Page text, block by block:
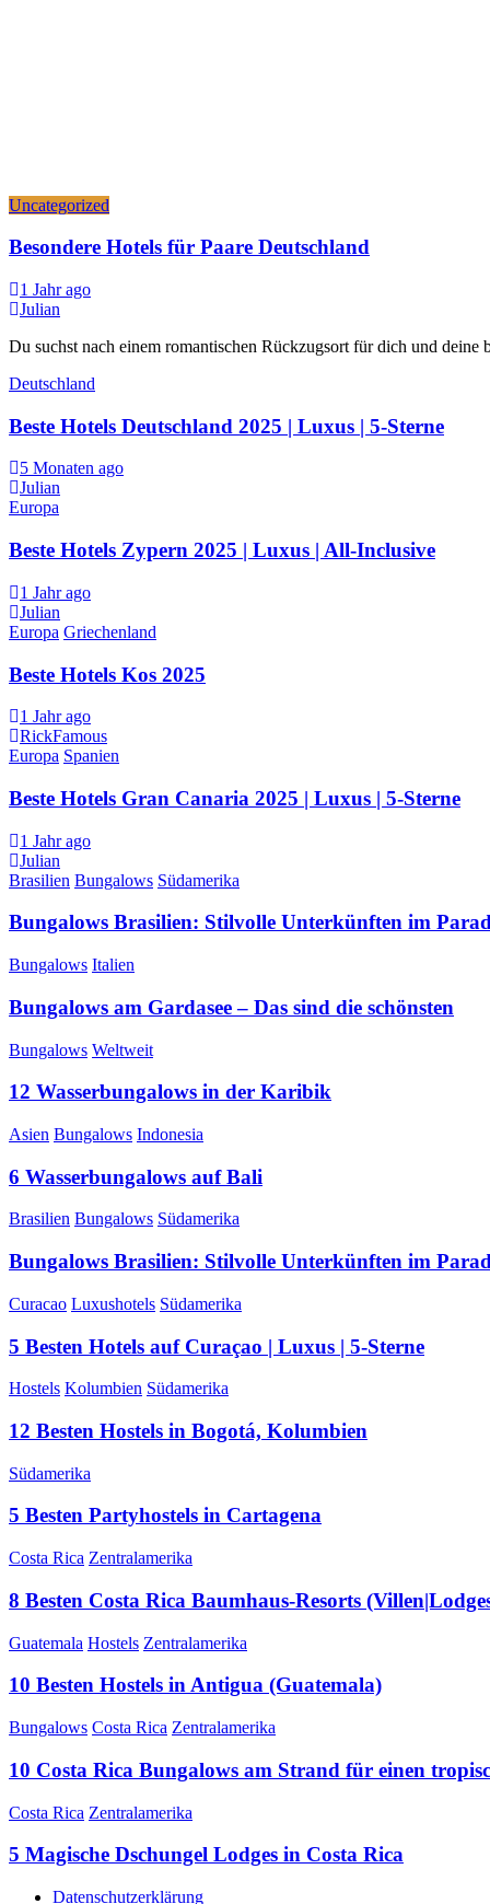
Uncategorized
Besondere Hotels für Paare Deutschland
1 Jahr ago
Julian
Du suchst nach einem romantischen Rückzugsort für dich und
Deutschland
Beste Hotels Deutschland 2025 | Luxus | 5-Sterne
5 Monaten ago
Julian
Europa
Beste Hotels Zypern 2025 | Luxus | All-Inclusive
1 Jahr ago
Julian
Europa Griechenland
Beste Hotels Kos 2025
1 Jahr ago
RickFamous
Europa Spanien
Beste Hotels Gran Canaria 2025 | Luxus | 5-Sterne
1 Jahr ago
Julian
Brasilien Bungalows Südamerika
Bungalows Brasilien: Stilvolle Unterkünften im
Bungalows Italien
Bungalows am Gardasee – Das sind die schönsten
Bungalows Weltweit
12 Wasserbungalows in der Karibik
Asien Bungalows Indonesia
6 Wasserbungalows auf Bali
Brasilien Bungalows Südamerika
Bungalows Brasilien: Stilvolle Unterkünften im
Curacao Luxushotels Südamerika
5 Besten Hotels auf Curaçao | Luxus | 5-Sterne
Hostels Kolumbien Südamerika
12 Besten Hostels in Bogotá, Kolumbien
Südamerika
5 Besten Partyhostels in Cartagena
Costa Rica Zentralamerika
8 Besten Costa Rica Baumhaus-Resorts
Guatemala Hostels Zentralamerika
10 Besten Hostels in Antigua (Guatemala)
Bungalows Costa Rica Zentralamerika
10 Costa Rica Bungalows am Strand für einen
Costa Rica Zentralamerika
5 Magische Dschungel Lodges in Costa Rica
Datenschutzerklärung